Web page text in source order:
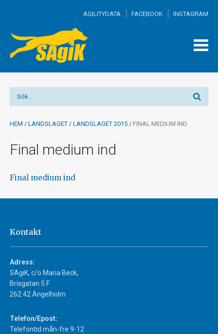
AGILITYDATA FACEBOOK INSTAGRAM
HEM / LANDSLAGET / LANDSLAGET 2015 / FINAL MEDIUM IND
Final medium ind
Final medium ind
Kontakt
Adress:
SAgiK, c/o Maria Beck,
Brisgatan 5 F
262 42 Ängelholm
Telefon/Epost:
Telefontid mån-fre 9-12